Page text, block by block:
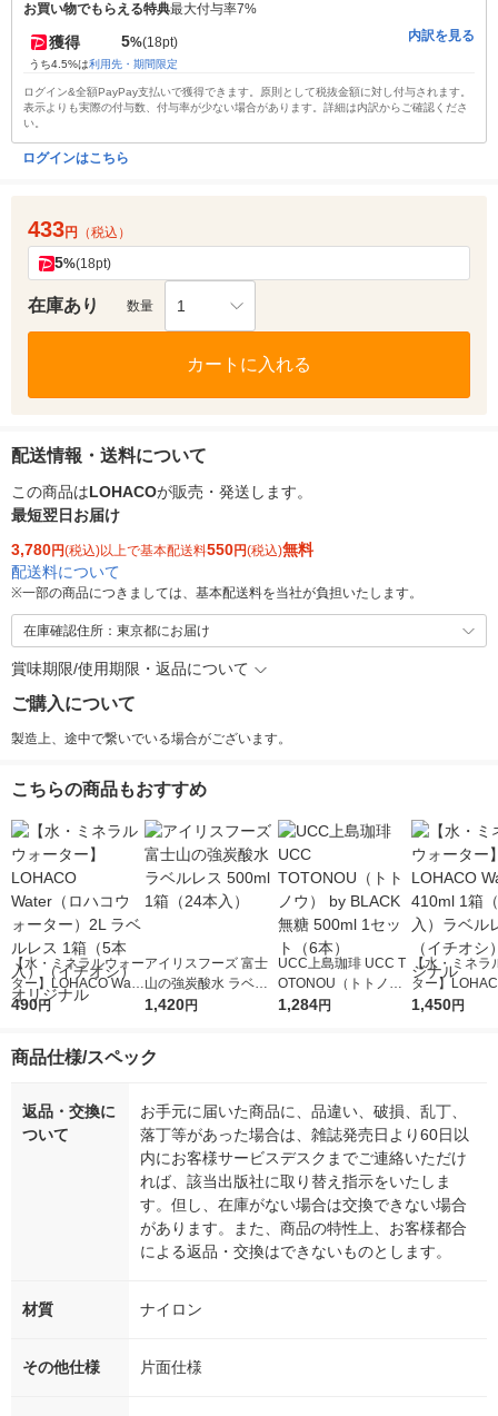
お買い物でもらえる特典最大付与率7%
獲得 5%(18pt)
うち4.5%は利用先・期間限定
内訳を見る
ログイン&全額PayPay支払いで獲得できます。原則として税抜金額に対し付与されます。
表示よりも実際の付与数、付与率が少ない場合があります。詳細は内訳からご確認くださ
い。
ログインはこちら
433円 （税込）
5%(18pt)
在庫あり 数量 1
カートに入れる
配送情報・送料について
この商品はLOHACOが販売・発送します。
最短翌日お届け
3,780円(税込)以上で基本配送料550円(税込)無料
配送料について
※一部の商品につきましては、基本配送料を当社が負担いたします。
在庫確認住所：東京都にお届け
賞味期限/使用期限・返品について
ご購入について
製造上、途中で繋いでいる場合がございます。
こちらの商品もおすすめ
【水・ミネラルウォー
ター】LOHACO Wate
r（ロハコウォータ
シ） オリジナル
490円
アイリスフーズ 富士
山の強炭酸水 ラベル
レス 500ml 1箱（24
1,420円
UCC上島珈琲 UCC T
OTONOU（トトノ
ウ） by BLACK無糖 5
1,284円
【水・ミネラ
ター】
r 410ml 1箱（
1,450円
商品仕様/スペック
返品・交換に
ついて
お手元に届いた商品に、品違い、破損、乱丁、
落丁等があった場合は、雑誌発売日より60日以
内にお客様サービスデスクまでご連絡いただけ
れば、該当出版社に取り替え指示をいたしま
す。但し、在庫がない場合は交換できない場合
があります。また、商品の特性上、お客様都合
による返品・交換はできないものとします。
材質 ナイロン
その他仕様 片面仕様